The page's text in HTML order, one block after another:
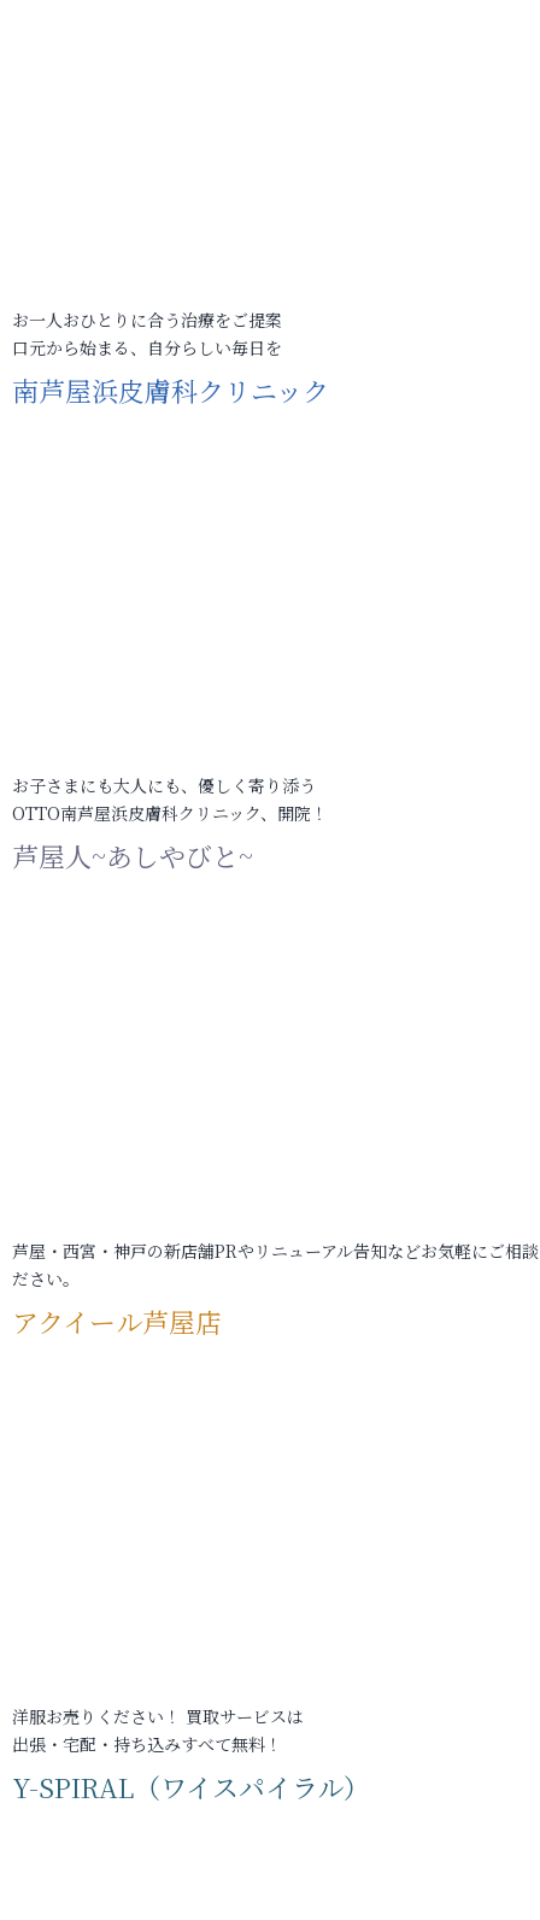
お一人おひとりに合う治療をご提案
口元から始まる、自分らしい毎日を
南芦屋浜皮膚科クリニック
お子さまにも大人にも、優しく寄り添う
OTTO南芦屋浜皮膚科クリニック、開院！
芦屋人~あしやびと~
芦屋・西宮・神戸の新店舗PRやリニューアル告知などお気軽にご相
ださい。
アクイール芦屋店
洋服お売りください！ 買取サービスは
出張・宅配・持ち込みすべて無料！
Y-SPIRAL（ワイスパイラル）